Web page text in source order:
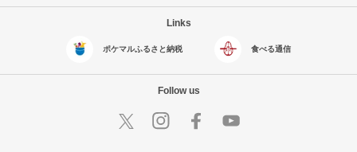
Links
ポケマルふるさと納税 食べる通信
Follow us